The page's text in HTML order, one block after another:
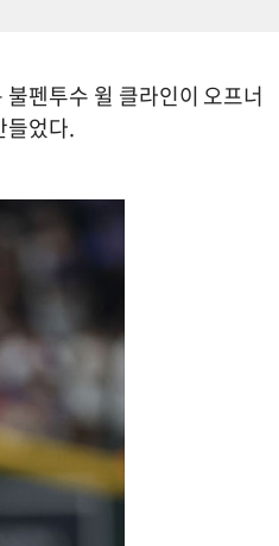
펜투수 윌 클라인이 오프너
들었다.